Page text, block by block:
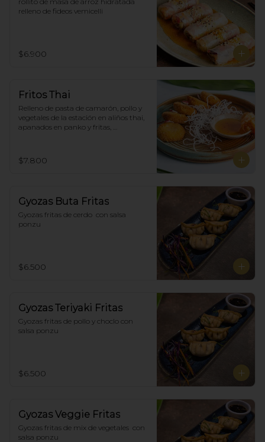
relleno de fideos vemicelli
$6.900
Fritos Thai
Relleno de pasta de camarón, pollo y
vegetales de la estación en aliños thai,
apanados en panko y fritas,
$7.800
Gyozas Buta Fritas
Gyozas fritas de cerdo  con salsa
ponzu
$6.500
Gyozas Teriyaki Fritas
Gyozas fritas de pollo y choclo con
salsa ponzu
$6.500
Gyozas Veggie Fritas
Gyozas fritas de mix de vegetales  con
salsa ponzu